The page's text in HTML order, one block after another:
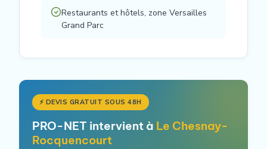
Restaurants et hôtels, zone Versailles
Grand Parc
⚡ DEVIS GRATUIT SOUS 48H
PRO-NET intervient à Le Chesnay-
Rocquencourt